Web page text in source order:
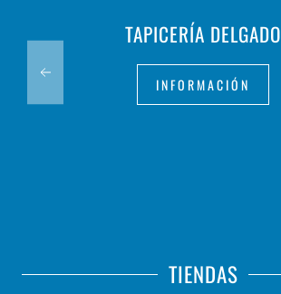
TAPICERÍA DELGADO
INFORMACIÓN
TIENDAS